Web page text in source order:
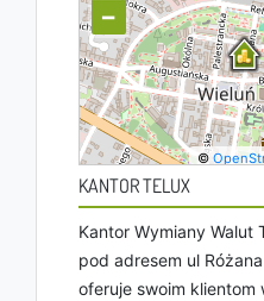
−
©
KANTOR TELUX
Kantor Wymiany Walut
pod adresem ul
oferuje swoim